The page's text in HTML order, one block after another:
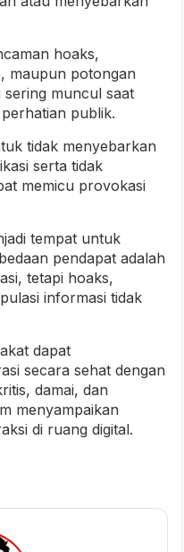
hoaks,
maupun potongan
muncul saat
publik.
tidak menyebarkan
serta tidak
memicu provokasi
tempat untuk
pendapat adalah
tetapi hoaks,
informasi tidak
dapat
secara sehat dengan
damai, dan
menyampaikan
di ruang digital.